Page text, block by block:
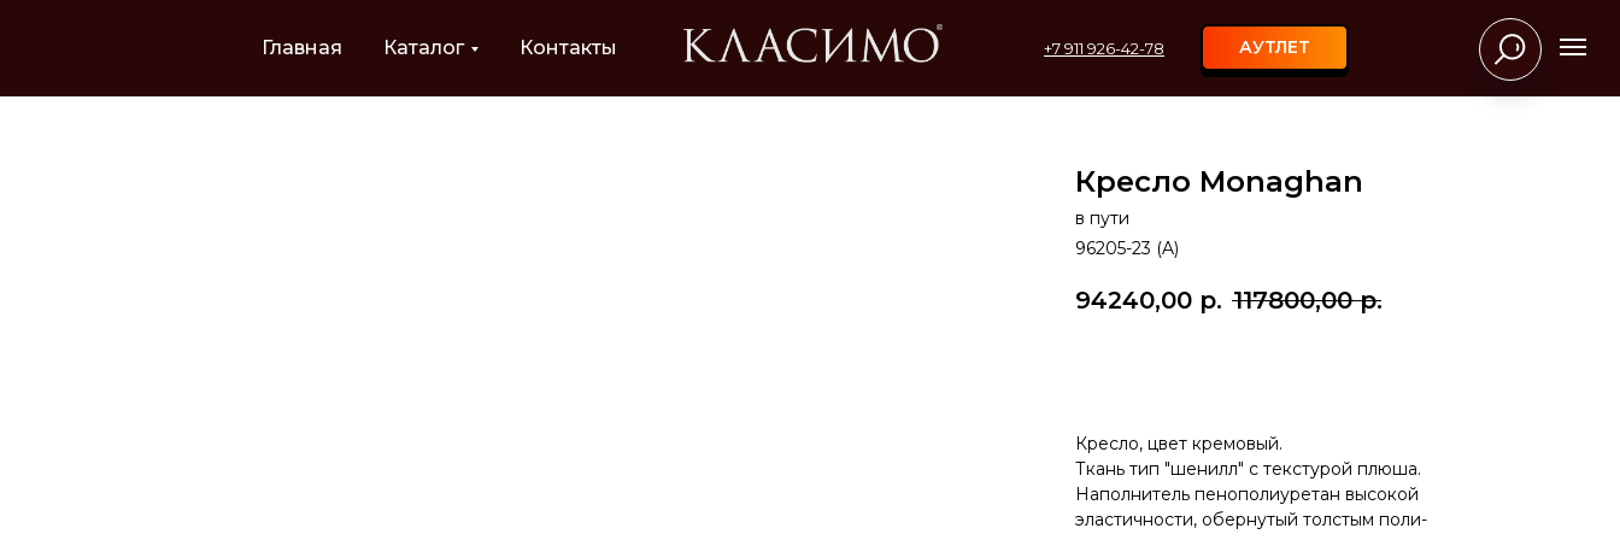
Главная Каталог Контакты +7 911 926-42-78 АУТЛЕТ
Кресло Monaghan
в пути
96205-23 (A)
94240,00 р. 117800,00 р.
Кресло, цвет кремовый.
Ткань тип "шенилл" с текстурой плюша.
Наполнитель пенополиуретан высокой
эластичности, обернутый толстым поли-